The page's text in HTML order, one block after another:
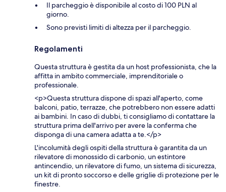
Il parcheggio è disponibile al costo di 100 PLN al
giorno.
Sono previsti limiti di altezza per il parcheggio.
Regolamenti
Questa struttura è gestita da un host professionista, che la
affitta in ambito commerciale, imprenditoriale o
professionale.
<p>Questa struttura dispone di spazi all'aperto, come
balconi, patio, terrazze, che potrebbero non essere adatti
ai bambini. In caso di dubbi, ti consigliamo di contattare la
struttura prima dell'arrivo per avere la conferma che
disponga di una camera adatta a te.</p>
L'incolumità degli ospiti della struttura è garantita da un
rilevatore di monossido di carbonio, un estintore
antincendio, un rilevatore di fumo, un sistema di sicurezza,
un kit di pronto soccorso e delle griglie di protezione per le
finestre.